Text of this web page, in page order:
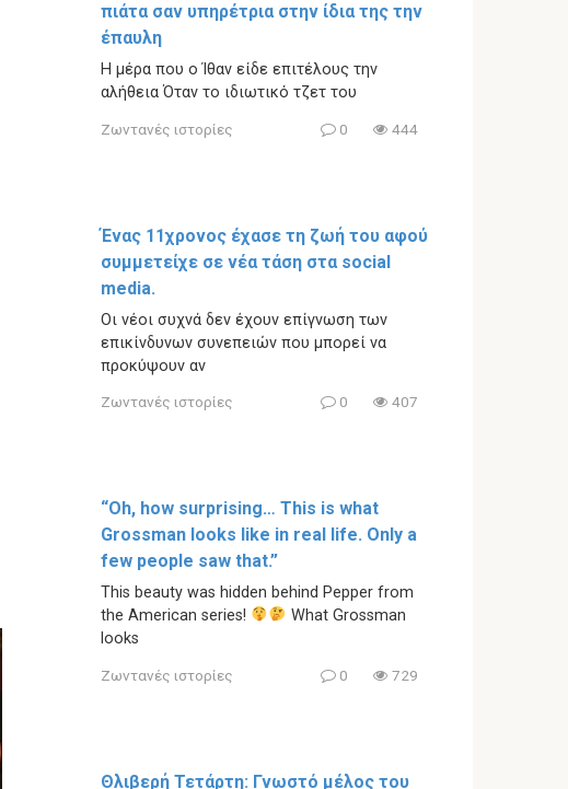
πιάτα σαν υπηρέτρια στην ίδια της την
έπαυλη
Η μέρα που ο Ίθαν είδε επιτέλους την
αλήθεια Όταν το ιδιωτικό τζετ του
Ζωντανές ιστορίες 0 444
Ένας 11χρονος έχασε τη ζωή του αφού
συμμετείχε σε νέα τάση στα social
media.
Οι νέοι συχνά δεν έχουν επίγνωση των
επικίνδυνων συνεπειών που μπορεί να
προκύψουν αν
Ζωντανές ιστορίες 0 407
“Oh, how surprising… This is what
Grossman looks like in real life. Only a
few people saw that.”
This beauty was hidden behind Pepper from
the American series!
What Grossman
looks
Ζωντανές ιστορίες 0 729
Θλιβερή Τετάρτη: Γνωστό μέλος του